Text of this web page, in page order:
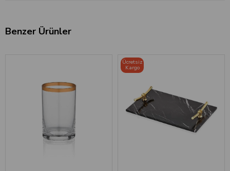
Benzer Ürünler
Ücretsiz
Kargo